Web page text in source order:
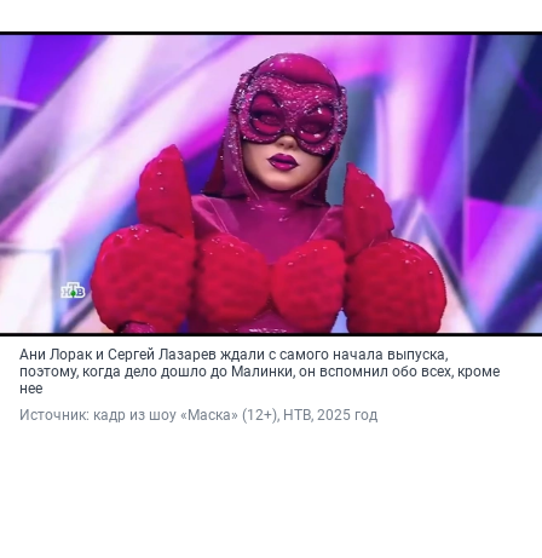
Ани Лорак и Сергей Лазарев ждали с самого начала выпуска,
поэтому, когда дело дошло до Малинки, он вспомнил обо всех, кроме
нее
Источник: кадр из шоу «Маска» (12+), НТВ, 2025 год